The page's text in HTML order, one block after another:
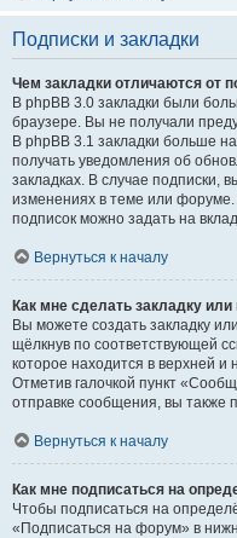
Подписки и закладки
Чем закладки отличаются от
В phpBB 3.0 закладки были
браузере. Вы не получали
В phpBB 3.1 закладки больше
получать уведомления об
закладках. В случае подписки,
изменениях в теме или
подписок можно задать на
Вернуться к началу
Как мне сделать закладку
Вы можете создать закладку
щёлкнув по соответствующей
которое находится в верхней
Отметив галочкой пункт
отправке сообщения, вы также
Вернуться к началу
Как мне подписаться на
Чтобы подписаться на
«Подписаться на форум» в